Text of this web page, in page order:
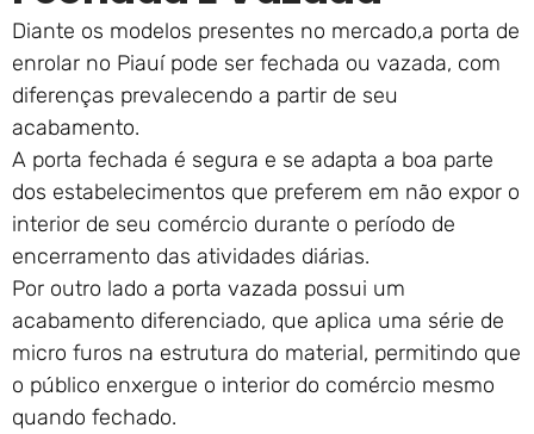
Diante os modelos presentes no mercado,a porta de
enrolar no Piauí pode ser fechada ou vazada, com
diferenças prevalecendo a partir de seu
acabamento.
A porta fechada é segura e se adapta a boa parte
dos estabelecimentos que preferem em não expor o
interior de seu comércio durante o período de
encerramento das atividades diárias.
Por outro lado a porta vazada possui um
acabamento diferenciado, que aplica uma série de
micro furos na estrutura do material, permitindo que
o público enxergue o interior do comércio mesmo
quando fechado.